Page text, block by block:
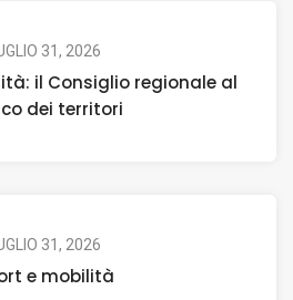
31, 2026
il Consiglio regionale al
dei territori
31, 2026
e mobilità